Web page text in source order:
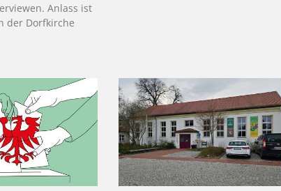
Anlass ist
der Dorfkirche